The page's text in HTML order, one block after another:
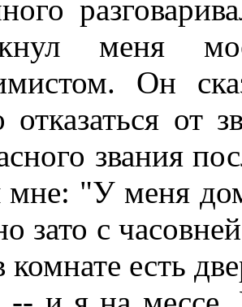
меня
Он
отказаться от
звания
мне: "У меня
зато с
комнате есть